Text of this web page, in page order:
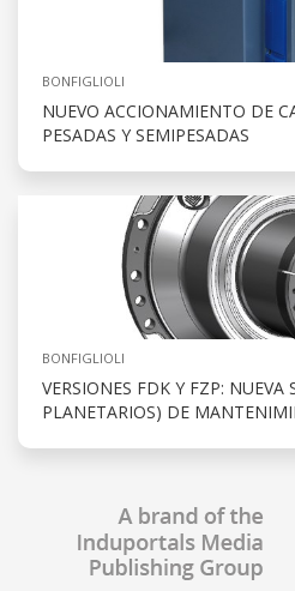
BONFIGLIOLI
NUEVO ACCIONAMIENTO DE
PESADAS Y SEMIPESADAS
BONFIGLIOLI
VERSIONES FDK Y FZP: NUEVA
PLANETARIOS) DE